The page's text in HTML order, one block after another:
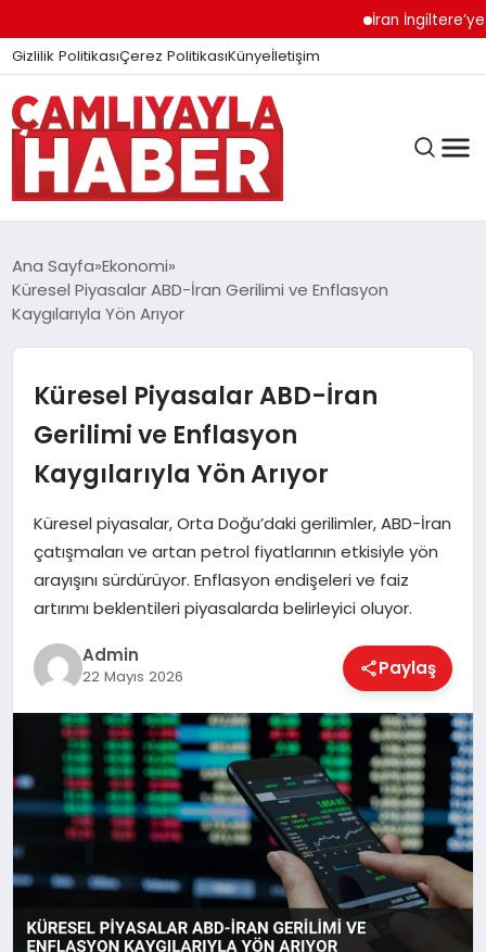
İran İngiltere’ye Sert
Gizlilik PolitikasıÇerez PolitikasıKünyeİletişim
GÜNDEM
DÜNYA
EĞITIM
EKONOMI
MAGAZIN
SAĞLIK
SPOR
TEKNOLOJI
Ana Sayfa Ekonomi
Küresel Piyasalar ABD-İran Gerilimi ve Enflasyon
Kaygılarıyla Yön Arıyor
Küresel Piyasalar ABD-İran
Gerilimi ve Enflasyon
Kaygılarıyla Yön Arıyor
Küresel piyasalar, Orta Doğu’daki gerilimler, ABD-İran
çatışmaları ve artan petrol fiyatlarının etkisiyle yön
arayışını sürdürüyor. Enflasyon endişeleri ve faiz
artırımı beklentileri piyasalarda belirleyici oluyor.
Admin
22 Mayıs 2026 Paylaş